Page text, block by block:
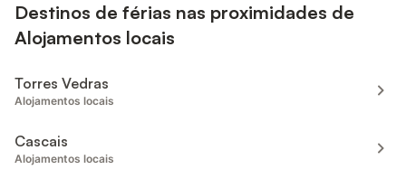
Destinos de férias nas proximidades de
Alojamentos locais
Torres Vedras
Alojamentos locais
Cascais
Alojamentos locais